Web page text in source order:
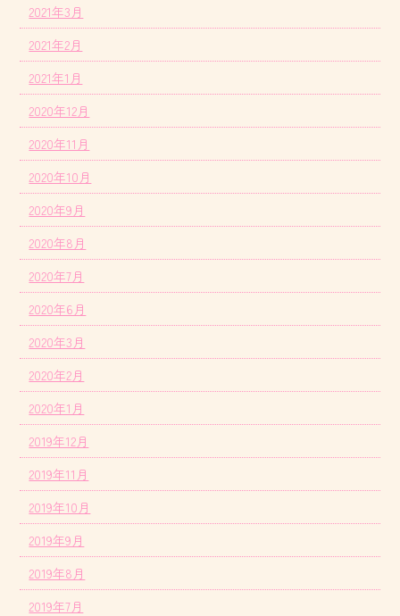
2021年3月
2021年2月
2021年1月
2020年12月
2020年11月
2020年10月
2020年9月
2020年8月
2020年7月
2020年6月
2020年3月
2020年2月
2020年1月
2019年12月
2019年11月
2019年10月
2019年9月
2019年8月
2019年7月